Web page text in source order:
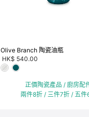
Olive Branch 陶瓷油瓶
HK$ 540.00
正價陶瓷產品 / 廚房配
兩件8折 / 三件7折 / 五件